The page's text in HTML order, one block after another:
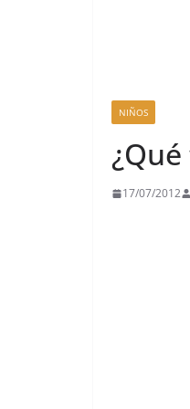
NIÑOS
17/07/2012